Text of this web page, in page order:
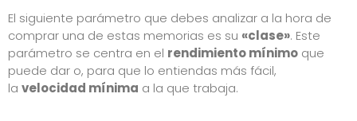
El siguiente parámetro que debes analizar a la hora de
comprar una de estas memorias es su «clase». Este
parámetro se centra en el rendimiento mínimo que
puede dar o, para que lo entiendas más fácil,
la velocidad mínima a la que trabaja.